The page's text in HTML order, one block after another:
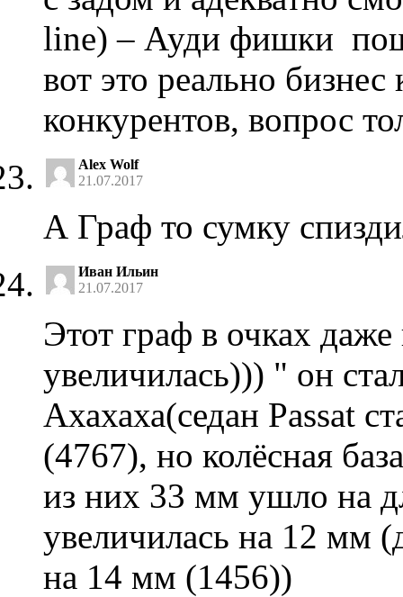
line) – Ауди фишки
вот это реально
конкурентов, вопрос
Alex Wolf
21.07.2017
А Граф то сумку
Иван Ильин
21.07.2017
Этот граф в очках
увеличилась))) " он
Ахахаха(седан Passat
(4767), но колёсная
из них 33 мм ушло на
увеличилась на 12 мм
на 14 мм (1456))